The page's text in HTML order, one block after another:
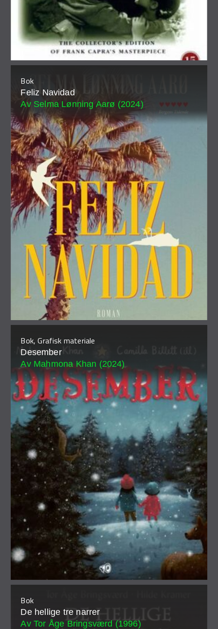
Bok
Feliz Navidad
Av Selma Lønning Aarø (2024)
Bok, Grafisk materiale
Desember
Av Mahmona Khan (2024)
Bok
De hellige tre narrer
Av Tor Åge Bringsværd (1996)